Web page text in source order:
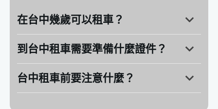
在台中幾歲可以租車？
到台中租車需要準備什麼證件？
台中租車前要注意什麼？